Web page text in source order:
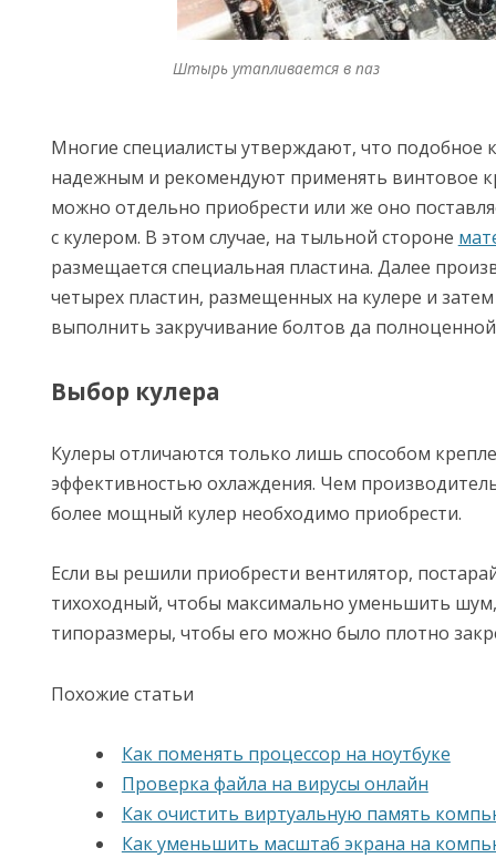
Штырь утапливается в паз
Многие специалисты утверждают, что подобное
надежным и рекомендуют применять винтовое
можно отдельно приобрести или же оно
с кулером. В этом случае, на тыльной стороне
размещается специальная пластина. Далее
четырех пластин, размещенных на кулере и
выполнить закручивание болтов да
Выбор кулера
Кулеры отличаются только лишь способом
эффективностью охлаждения. Чем
более мощный кулер необходимо приобрести.
Если вы решили приобрести вентилятор,
тихоходный, чтобы максимально уменьшить
типоразмеры, чтобы его можно было плотно
Похожие статьи
Как поменять процессор на ноутбуке
Проверка файла на вирусы онлайн
Как очистить виртуальную память
Как уменьшить масштаб экрана на